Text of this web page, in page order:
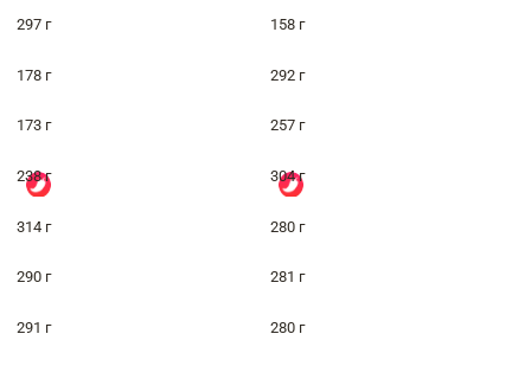
297 г 158 г
178 г 292 г
173 г 257 г
238 г 304 г
314 г 280 г
290 г 281 г
291 г 280 г